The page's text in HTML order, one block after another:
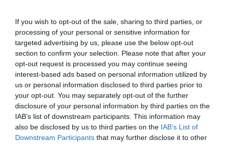
If you wish to opt-out of the sale, sharing to third parties, or
processing of your personal or sensitive information for
targeted advertising by us, please use the below opt-out
section to confirm your selection. Please note that after your
opt-out request is processed you may continue seeing
interest-based ads based on personal information utilized by
us or personal information disclosed to third parties prior to
your opt-out. You may separately opt-out of the further
disclosure of your personal information by third parties on the
IAB’s list of downstream participants. This information may
also be disclosed by us to third parties on the IAB’s List of
Downstream Participants that may further disclose it to other
αποτυπώνεται από το γεγονός ότι ένα εξαιρετικά υψηλό
ποσοστό της ετήσιας εκδοτικής παραγωγής
συντονίζεται για να συμπέσει με τη μεγάλη γιορτή των
comics.
Manara
ΟΙ ΠΡΟΒΟΛΕΣ
Manara – Ντοκιμαντέρ της Valentina Zanella σε
πρώτη πανελλήνια προβολή